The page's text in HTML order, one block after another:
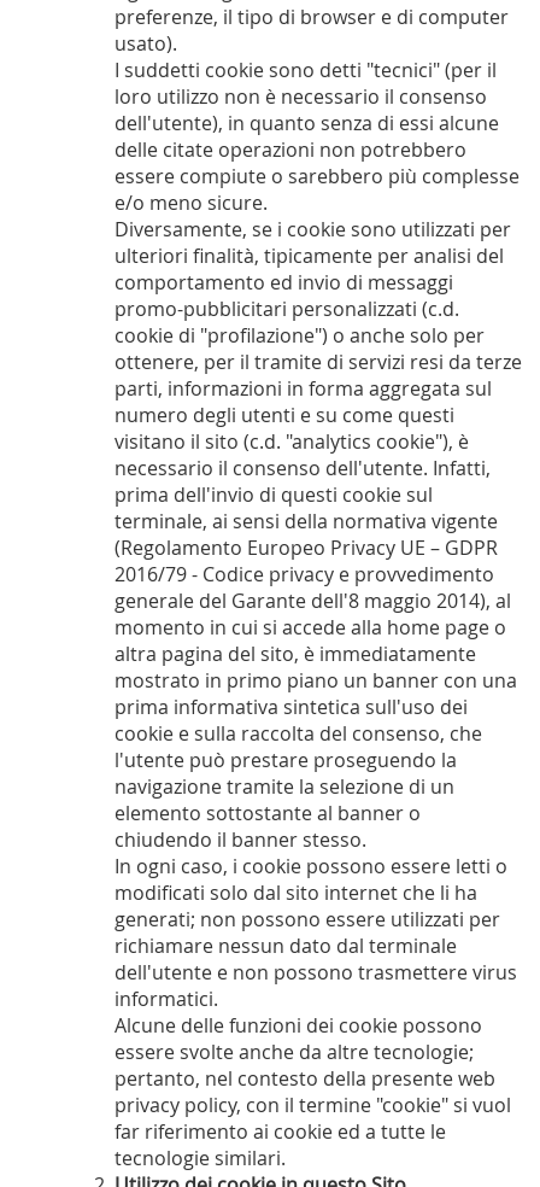
preferenze, il tipo di browser e di computer
usato).
I suddetti cookie sono detti "tecnici" (per il
loro utilizzo non è necessario il consenso
dell'utente), in quanto senza di essi alcune
delle citate operazioni non potrebbero
essere compiute o sarebbero più complesse
e/o meno sicure.
Diversamente, se i cookie sono utilizzati per
ulteriori finalità, tipicamente per analisi del
comportamento ed invio di messaggi
promo-pubblicitari personalizzati (c.d.
cookie di "profilazione") o anche solo per
ottenere, per il tramite di servizi resi da terze
parti, informazioni in forma aggregata sul
numero degli utenti e su come questi
visitano il sito (c.d. "analytics cookie"), è
necessario il consenso dell'utente. Infatti,
prima dell'invio di questi cookie sul
terminale, ai sensi della normativa vigente
(Regolamento Europeo Privacy UE – GDPR
2016/79 - Codice privacy e provvedimento
generale del Garante dell'8 maggio 2014), al
momento in cui si accede alla home page o
altra pagina del sito, è immediatamente
mostrato in primo piano un banner con una
prima informativa sintetica sull'uso dei
cookie e sulla raccolta del consenso, che
l'utente può prestare proseguendo la
navigazione tramite la selezione di un
elemento sottostante al banner o
chiudendo il banner stesso.
In ogni caso, i cookie possono essere letti o
modificati solo dal sito internet che li ha
generati; non possono essere utilizzati per
richiamare nessun dato dal terminale
dell'utente e non possono trasmettere virus
informatici.
Alcune delle funzioni dei cookie possono
essere svolte anche da altre tecnologie;
pertanto, nel contesto della presente web
privacy policy, con il termine "cookie" si vuol
far riferimento ai cookie ed a tutte le
tecnologie similari.